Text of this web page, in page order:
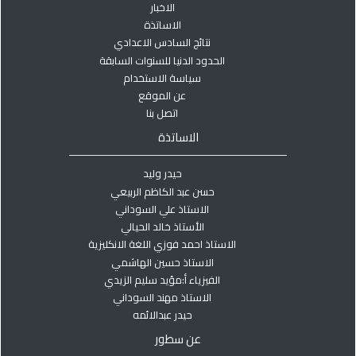
الاخبار
الاساتذة
نتائج السادس الاعدادي
الحدود الدنيا للسنوات السابقة
سياسة الاستخدام
عن الموقع
اتصل بنا
الاساتذة
حيدر وليد
حسن عبد الكاظم الربيعي
الاستاذ علي السوداني
الأستاذ خالد الحيالي
الاستاذ احمد فوزي اللغة الانكليزية
الاستاذ حسين الهاشمي
الفيزياء أ:مؤيد سليم الزيدي
الاستاذ مهند السوداني
حيدر عبدالائمه
عن سطور